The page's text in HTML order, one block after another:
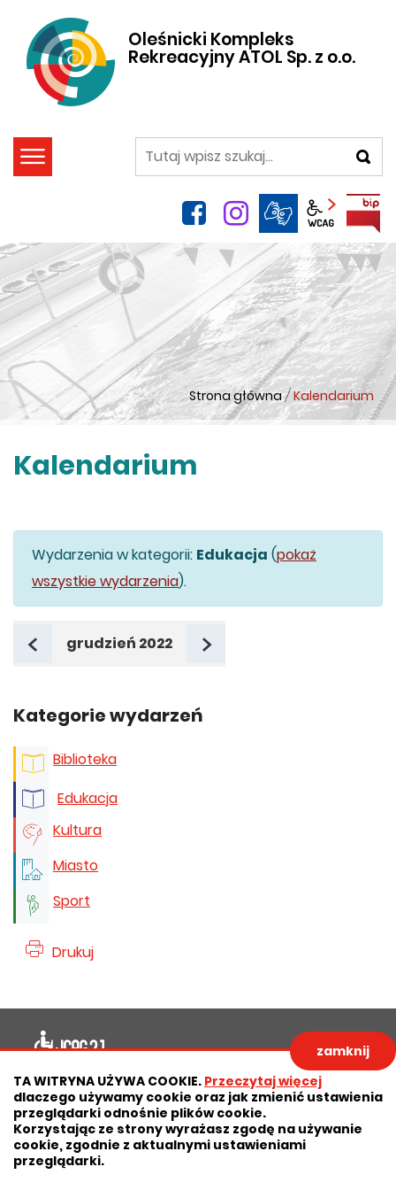
TA WITRYNA UŻYWA COOKIE. Przeczytaj więcej
dlaczego używamy cookie oraz jak zmienić ustawienia
przeglądarki odnośnie plików cookie.
Korzystając ze strony wyrażasz zgodę na używanie
cookie, zgodnie z aktualnymi ustawieniami
przeglądarki.
zamknij
Oleśnicki Kompleks
Rekreacyjny ATOL Sp. z o.o.
szukaj
facebookinstagram
Panel
Strona główna / Kalendarium
Kalendarium
Wydarzenia w kategorii: Edukacja (pokaż
wszystkie wydarzenia).
poprzedni miesiąc
grudzień 2022
Kategorie wydarzeń
Biblioteka
Edukacja
Kultura
Miasto
Sport
Drukuj
Deklaracja dostępności
Polityka prywatności
Zastrzeżenia prawne
RODO
Deklaracja dostępności
Mapa strony